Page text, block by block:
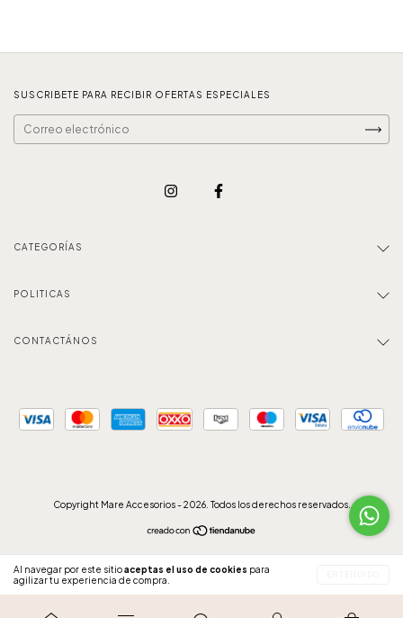
Al navegar por este sitioaceptas el uso de cookies para
agilizar tu experiencia de compra.
SUSCRIBETE PARA RECIBIR OFERTAS ESPECIALES
CATEGORÍAS
POLITICAS
CONTACTÁNOS
Copyright Mare Accesorios - 2026. Todos los derechos reservados.